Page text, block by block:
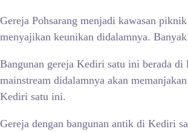
Gereja Pohsarang menjadi kawasan
menyajikan keunikan didalamnya.
Bangunan gereja Kediri satu ini berada di
mainstream didalamnya akan
Kediri satu ini.
Gereja dengan bangunan antik di Kediri